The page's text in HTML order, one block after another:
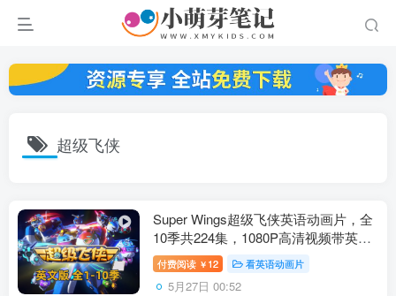
超级飞侠
Super Wings超级飞侠英语动画片，全
10季共224集，1080P高清视频带英文
字幕，带配套音频MP3，百度云网盘
下载！
付费阅读 ￥ 12 看英语动画片
5月27日 00:52